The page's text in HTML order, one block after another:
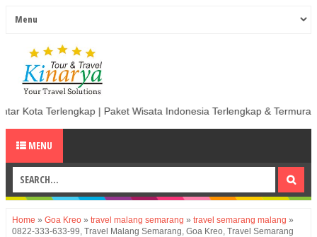
| Paket Wisata Indonesia Terlengkap & Termurah | Sewa
MENU
Home » Goa Kreo » travel malang semarang » travel semarang malang »
0822-333-633-99, Travel Malang Semarang, Goa Kreo, Travel Semarang